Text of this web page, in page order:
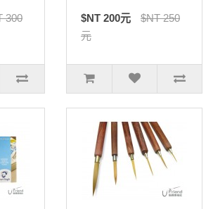
300
$NT 200元
$NT 250
元